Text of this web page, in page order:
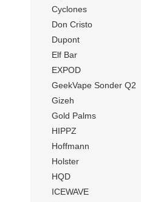
Cyclones
Don Cristo
Dupont
Elf Bar
EXPOD
GeekVape Sonder Q2
Gizeh
Gold Palms
HIPPZ
Hoffmann
Holster
HQD
ICEWAVE